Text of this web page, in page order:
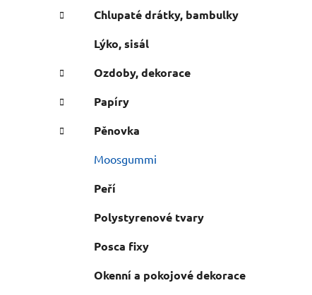
Chlupaté drátky, bambulky
Lýko, sisál
Ozdoby, dekorace
Papíry
Pěnovka
Moosgummi
Peří
Polystyrenové tvary
Posca fixy
Okenní a pokojové dekorace